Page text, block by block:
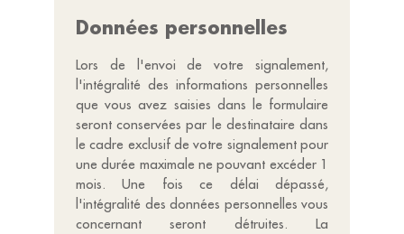
Données personnelles
Lors de l'envoi de votre signalement,
l'intégralité des informations personnelles
que vous avez saisies dans le formulaire
seront conservées par le destinataire dans
le cadre exclusif de votre signalement pour
une durée maximale ne pouvant excéder 1
mois. Une fois ce délai dépassé,
l'intégralité des données personnelles vous
concernant seront détruites. La